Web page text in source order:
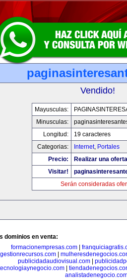
Vendido!
Mayusculas:
Minusculas:
Longitud:
19 caracteres
Categorias:
Internet, Portales
Precio:
Realizar una
Visitar!
Serán consideradas
dominios en venta:
formacionempresas.com|
gestionrecursos.com|
publicidadaudiovisual.com|